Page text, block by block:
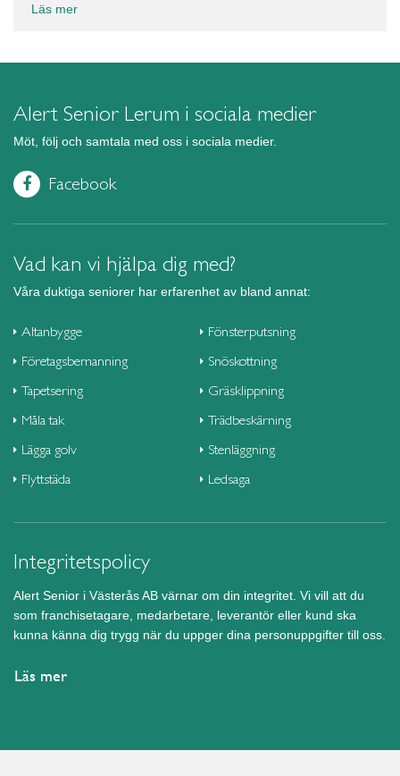
Läs mer
Alert Senior Lerum i sociala medier
Möt, följ och samtala med oss i sociala medier.
Facebook
Vad kan vi hjälpa dig med?
Våra duktiga seniorer har erfarenhet av bland annat:
Altanbygge
Företagsbemanning
Tapetsering
Måla tak
Lägga golv
Flyttstäda
Fönsterputsning
Snöskottning
Gräsklippning
Trädbeskärning
Stenläggning
Ledsaga
Integritetspolicy
Alert Senior i Västerås AB värnar om din integritet. Vi vill att du
som franchisetagare, medarbetare, leverantör eller kund ska
kunna känna dig trygg när du uppger dina personuppgifter till oss.
Läs mer